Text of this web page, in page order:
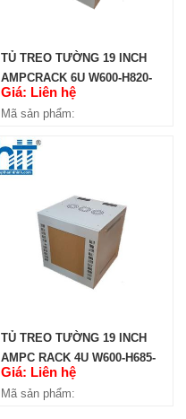
TỦ TREO TƯỜNG 19 INCH
AMPCRACK 6U W600-H820-
D400
Giá: Liên hệ
Mã sản phẩm:
TỦ TREO TƯỜNG 19 INCH
AMPC RACK 4U W600-H685-
D450
Giá: Liên hệ
Mã sản phẩm: